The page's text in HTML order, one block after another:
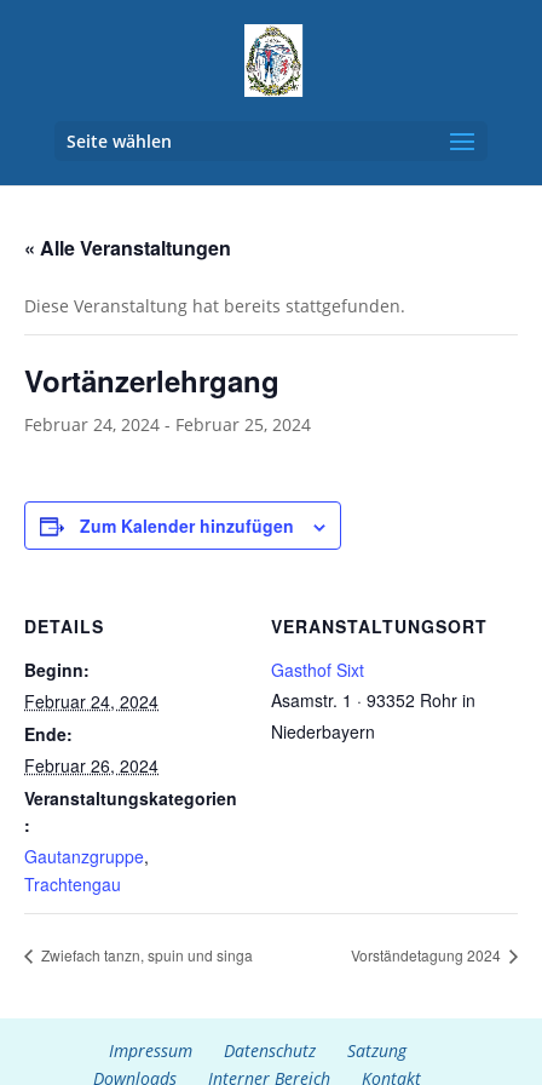
Seite wählen
« Alle Veranstaltungen
Diese Veranstaltung hat bereits stattgefunden.
Vortänzerlehrgang
Februar 24, 2024 - Februar 25, 2024
Zum Kalender hinzufügen
DETAILS
Beginn:
Februar 24, 2024
Ende:
Februar 26, 2024
Veranstaltungskategorien
:
Gautanzgruppe,
Trachtengau
VERANSTALTUNGSORT
Gasthof Sixt
Asamstr. 1 · 93352 Rohr in
Niederbayern
Zwiefach tanzn, spuin und singa Vorständetagung 2024
Impressum Datenschutz
Satzung
Downloads
Interner Bereich Kontakt